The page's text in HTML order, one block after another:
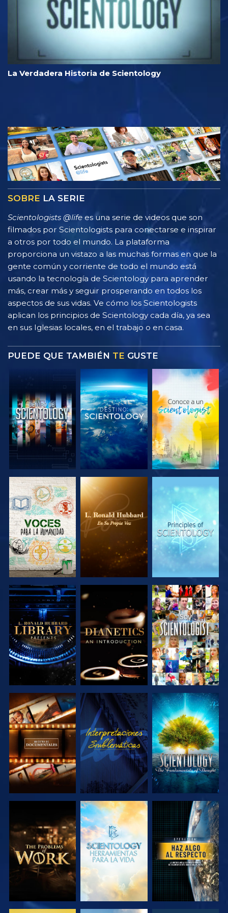
La Verdadera Historia de Scientology
SOBRE LA SERIE
Scientologists @life es una serie de videos que son
filmados por Scientologists para conectarse e inspirar
a otros por todo el mundo. La plataforma
proporciona un vistazo a las muchas formas en que la
gente común y corriente de todo el mundo está
usando la tecnología de Scientology para aprender
más, crear más y seguir prosperando en todos los
aspectos de sus vidas. Ve cómo los Scientologists
aplican los principios de Scientology cada día, ya sea
en sus Iglesias locales, en el trabajo o en casa.
PUEDE QUE TAMBIÉN TE GUSTE
EXPLORA LAS
SERIES
EXPLORA LAS
SERIES
EXPLORA LAS
SERIES
EXPLORA LAS
SERIES
EXPLORA LAS
SERIES
VE
EXPLORA LAS
SERIES
VE
EXPLORA LAS
SERIES
EXPLORA LAS
SERIES
EXPLORA LAS
SERIES
VE